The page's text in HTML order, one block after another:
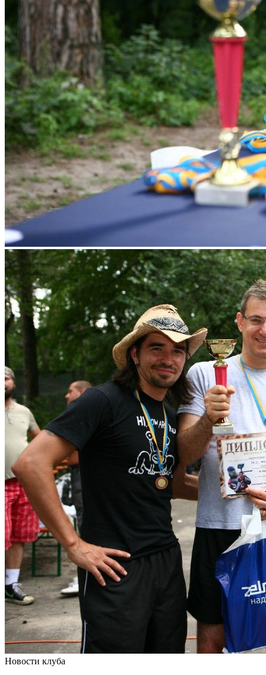
Новости клуба